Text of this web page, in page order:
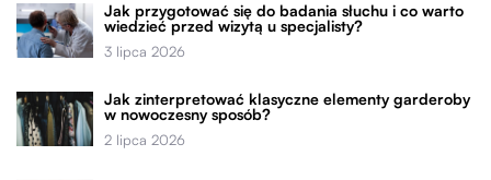
Jak przygotować się do badania słuchu i co warto
wiedzieć przed wizytą u specjalisty?
3 lipca 2026
Jak zinterpretować klasyczne elementy garderoby
w nowoczesny sposób?
2 lipca 2026